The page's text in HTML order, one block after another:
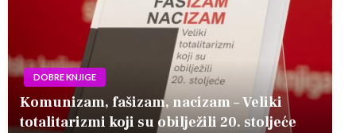
DOBRE KNJIGE
Komunizam, fašizam, nacizam – Veliki
totalitarizmi koji su obilježili 20. stoljeće